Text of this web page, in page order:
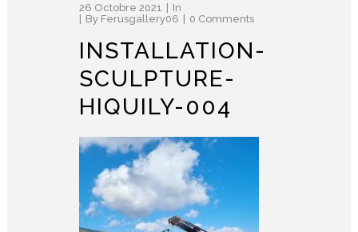
26 Octobre 2021
In
By Ferusgallery06 0 Comments
INSTALLATION-
SCULPTURE-
HIQUILY-004